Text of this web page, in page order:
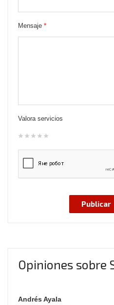
Mensaje *
Valora servicios
Opiniones sobre
Andrés Ayala